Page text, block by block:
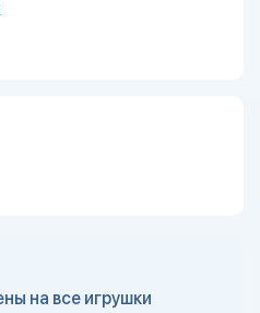
на все игрушки